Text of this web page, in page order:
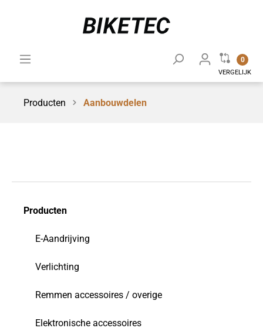
0
VERGELIJK
Producten Aanbouwdelen
Producten
E-Aandrijving
Verlichting
Remmen accessoires / overige
Elektronische accessoires